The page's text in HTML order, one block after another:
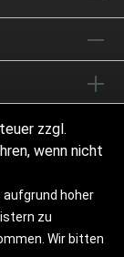
zzgl.
wenn nicht
aufgrund hoher
zu
Wir bitten